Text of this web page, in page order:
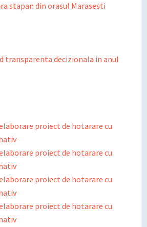
stapan din orasul Marasesti
transparenta decizionala in anul
proiect de hotarare cu
proiect de hotarare cu
proiect de hotarare cu
proiect de hotarare cu